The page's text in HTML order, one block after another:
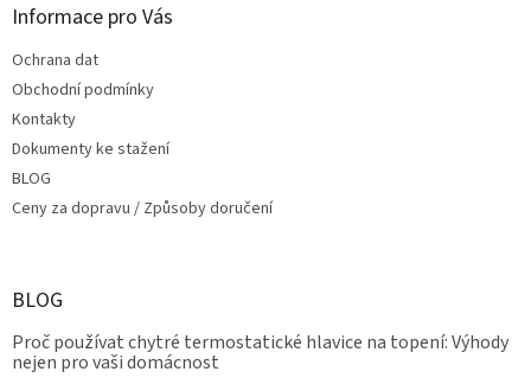
Informace pro Vás
Ochrana dat
Obchodní podmínky
Kontakty
Dokumenty ke stažení
BLOG
Ceny za dopravu / Způsoby doručení
BLOG
Proč používat chytré termostatické hlavice na topení: Výhody
nejen pro vaši domácnost